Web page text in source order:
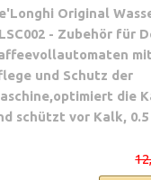
und
können
und Material
erhöht bei
Belastung
Original
- Zubehör für
und Schutz der
die
schützt vor Kalk, 0.5